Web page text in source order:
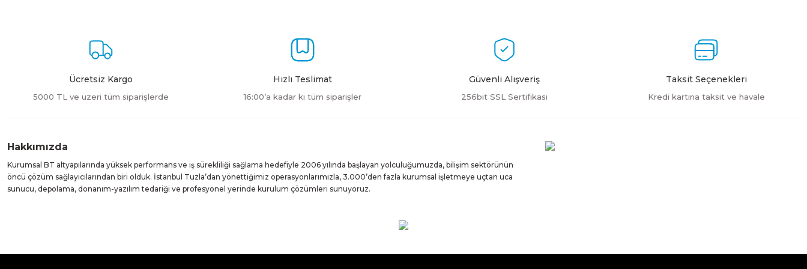
Ürün fiyatı diğer sitelerden daha pahalı.
Ücretsiz Kargo
5000 TL ve üzeri tüm siparişlerde
Hızlı Teslimat
16:00’a kadar ki tüm siparişler
Güvenli Alışveriş
256bit SSL Sertifikası
Taksit Seçenekleri
Kredi kartına taksit ve havale
Hakkımızda
Kurumsal BT altyapılarında yüksek performans ve iş sürekliliği sağlama hedefiyle 2006 yılında başlayan yolculuğumuzda, bilişim sektörünün
öncü çözüm sağlayıcılarından biri olduk. İstanbul Tuzla’dan yönettiğimiz operasyonlarımızla, 3.000’den fazla kurumsal işletmeye uçtan uca
sunucu, depolama, donanım-yazılım tedariği ve profesyonel yerinde kurulum çözümleri sunuyoruz.